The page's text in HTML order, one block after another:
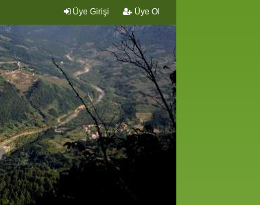
Üye Girişi Üye Ol